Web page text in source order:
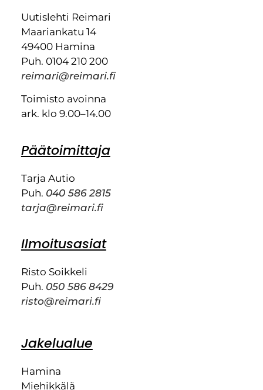
Uutislehti Reimari
Maariankatu 14
49400 Hamina
Puh. 0104 210 200
reimari@reimari.fi
Toimisto avoinna
ark. klo 9.00–14.00
Päätoimittaja
Tarja Autio
Puh. 040 586 2815
tarja@reimari.fi
Ilmoitusasiat
Risto Soikkeli
Puh. 050 586 8429
risto@reimari.fi
Jakelualue
Hamina
Miehikkälä